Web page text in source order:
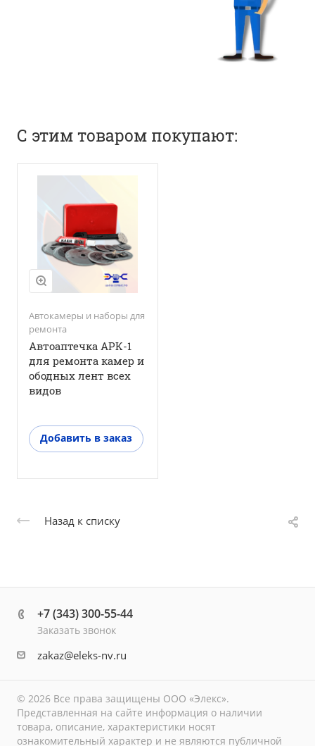
С этим товаром покупают:
Автокамеры и наборы для
ремонта
Автоаптечка АРК-1
для ремонта камер и
ободных лент всех
видов
Добавить в заказ
Назад к списку
+7 (343) 300-55-44
Заказать звонок
zakaz@eleks-nv.ru
© 2026 Все права защищены ООО «Элекс».
Представленная на сайте информация о наличии
товара, описание, характеристики носят
ознакомительный характер и не являются публичной